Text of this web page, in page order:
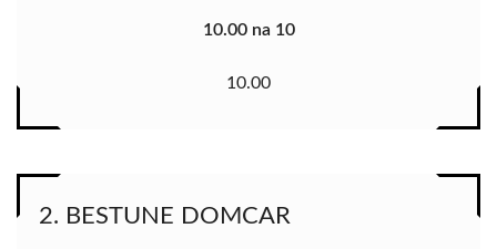
10.00 na 10
10.00
2. BESTUNE DOMCAR